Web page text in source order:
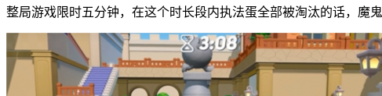
整局游戏限时五分钟，在这个时长段内执法蛋全部被淘汰的话，魔